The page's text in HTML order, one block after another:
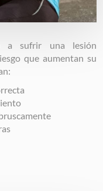
a sufrir una lesión
que aumentan su